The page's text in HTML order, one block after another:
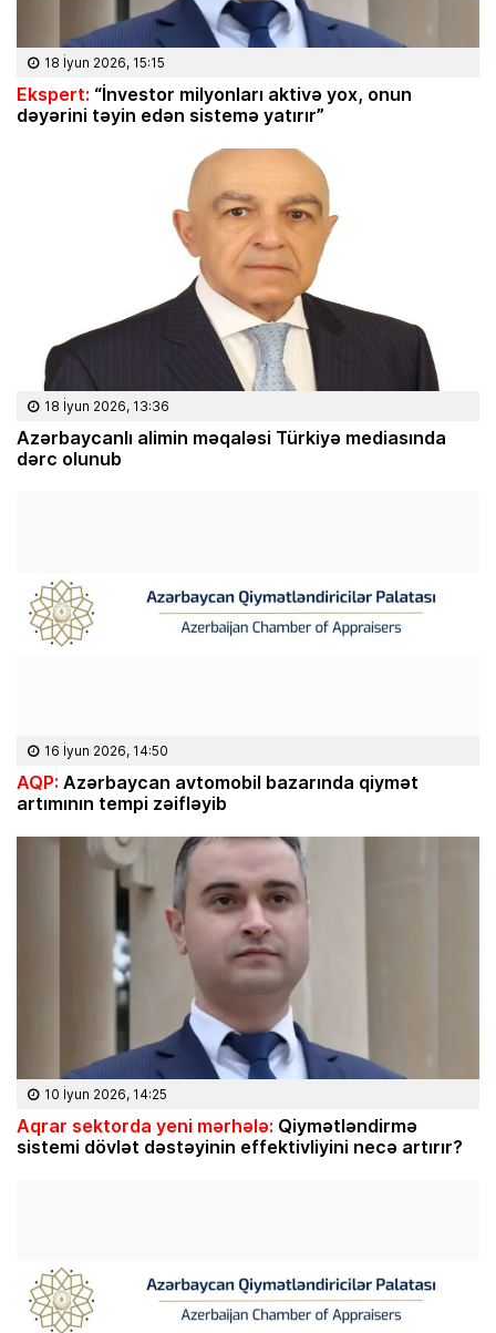
18 İyun 2026, 15:15
Ekspert: “İnvestor milyonları aktivə yox, onun
dəyərini təyin edən sistemə yatırır”
18 İyun 2026, 13:36
Azərbaycanlı alimin məqaləsi Türkiyə mediasında
dərc olunub
16 İyun 2026, 14:50
AQP: Azərbaycan avtomobil bazarında qiymət
artımının tempi zəifləyib
10 İyun 2026, 14:25
Aqrar sektorda yeni mərhələ: Qiymətləndirmə
sistemi dövlət dəstəyinin effektivliyini necə artırır?